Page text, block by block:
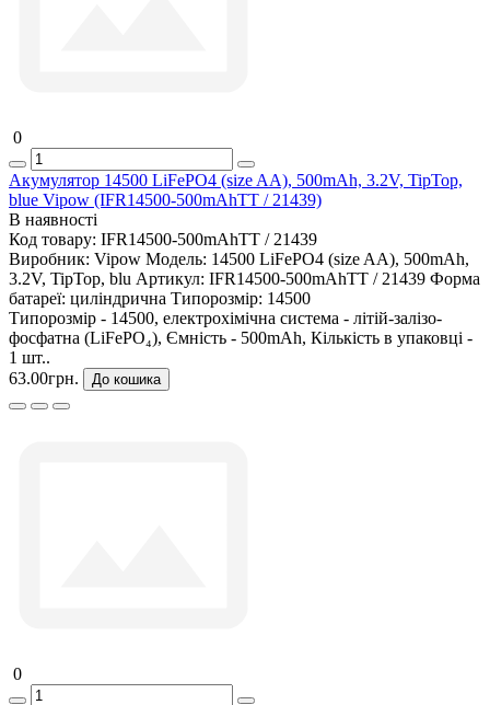
0
Акумулятор 14500 LiFePO4 (size AA), 500mAh, 3.2V, TipTop,
blue Vipow (IFR14500-500mAhTT / 21439)
В наявності
Код товару: IFR14500-500mAhTT / 21439
Виробник: Vipow Модель: 14500 LiFePO4 (size AA), 500mAh,
3.2V, TipTop, blu Артикул: IFR14500-500mAhTT / 21439 Форма
батареї: циліндрична Типорозмір: 14500
Типорозмір - 14500, електрохімічна система - літій-залізо-
фосфатна (LiFePO₄), Ємність - 500mAh, Кількість в упаковці -
1 шт..
63.00грн.
До кошика
0